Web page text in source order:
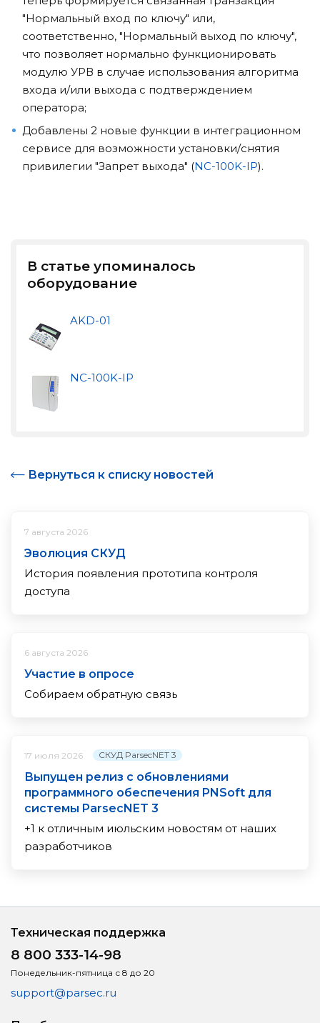
"Нормальный вход по ключу" или,
соответственно, "Нормальный выход по ключу",
что позволяет нормально функционировать
модулю УРВ в случае использования алгоритма
входа и/или выхода с подтверждением
оператора;
Добавлены 2 новые функции в интеграционном
сервисе для возможности установки/снятия
привилегии "Запрет выхода" (NC-100K-IP).
В статье упоминалось
оборудование
AKD-01
NC-100K-IP
Вернуться к списку новостей
7 августа 2026
Эволюция СКУД
История появления прототипа контроля
доступа
6 августа 2026
Участие в опросе
Собираем обратную связь
17 июля 2026 СКУД ParsecNET 3
Выпущен релиз с обновлениями
программного обеспечения PNSoft для
системы ParsecNET 3
+1 к отличным июльским новостям от наших
разработчиков
Техническая поддержка
8 800 333-14-98
Понедельник-пятница с 8 до 20
support@parsec.ru